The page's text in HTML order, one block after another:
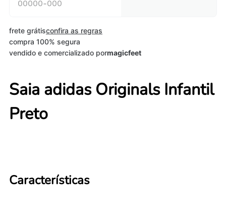
frete grátisconfira as regras
compra 100% segura
vendido e comercializado pormagicfeet
Saia adidas Originals Infantil
Preto
Características